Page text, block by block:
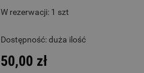
W rezerwacji: 1 szt
Dostępność:duża ilość
50,00 zł